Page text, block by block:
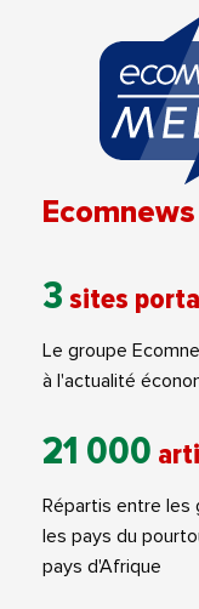
3 sites
Le groupe
à l'actualité
21 000
Répartis entre les
les pays du
pays d'Afrique